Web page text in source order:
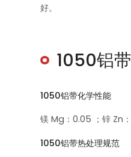
好。
1050铝
1050铝带化学性能
镁 Mg：0.05 ；锌 Zn
1050铝带热处理规范